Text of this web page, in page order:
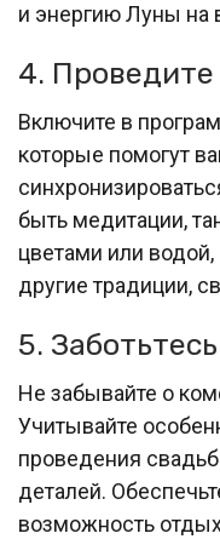
и энергию Луны на
4.
Включите в
которые помогут
быть медитации,
цветами или
другие традиции,
5.
Не забывайте о
Учитывайте
проведения
деталей.
возможность